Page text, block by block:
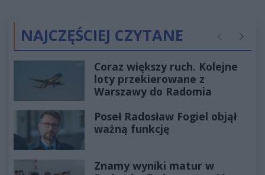
NAJCZĘŚCIEJ CZYTANE Poprzednie
Coraz większy ruch. Kolejne
loty przekierowane z
Warszawy do Radomia
Poseł Radosław Fogiel objął
ważną funkcję
Znamy wyniki matur w